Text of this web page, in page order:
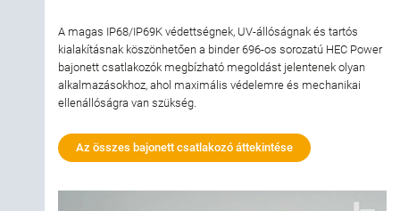
Névleges áramerősség
Névleges feszültség
Kábelköpeny anyaga
A magas IP68/IP69K védettségnek, UV-állóságnak és tartós
kialakításnak köszönhetően a binder 696-os sorozatú HEC Power
bajonett csatlakozók megbízható megoldást jelentenek olyan
alkalmazásokhoz, ahol maximális védelemre és mechanikai
ellenállóságra van szükség.
Az összes bajonett csatlakozó áttekintése